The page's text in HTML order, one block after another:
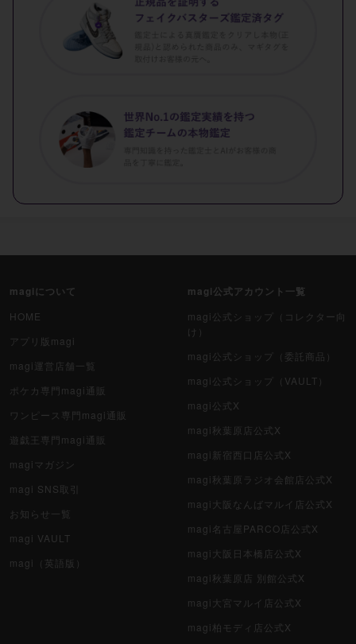
magiについて
HOME
アプリ版magi
magi運営店舗一覧
ポケカ専門magi通販
ワンピース専門magi通販
遊戯王専門magi通販
magiマガジン
magi SNS取引
お知らせ一覧
magi VAULT
magi（英語版）
magi公式アカウント一覧
magi公式ショップ（コレクター向
け）
magi公式ショップ（委託商品）
magi公式ショップ（VAULT）
magi公式X
magi秋葉原店公式X
magi新宿西口店公式X
magi秋葉原ラジオ会館店公式X
magi大阪なんばマルイ店公式X
magi名古屋PARCO店公式X
magi大阪日本橋店公式X
magi秋葉原店 別館公式X
magi大宮マルイ店公式X
magi柏モディ店公式X